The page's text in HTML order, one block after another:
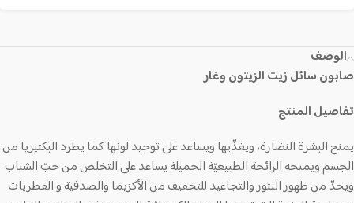
الوصف
صابون سائل زيت الزيتون وغار
تفاصيل المنتج
يمنح البشرة النضارة، ويغذّيها ويساعد على توحيد لونها كما يطرد البكتيريا من
الجسم ويمنحه الرائحة الطبيعيّة الجميلة يساعد على التخلص من حبّ الشباب
ويحدّ من ظهور البثور والتجاعيد للتخفيف من الأكزيما والصدفية و الفطريات